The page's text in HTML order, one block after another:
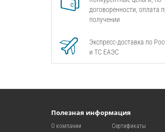
договоренности, оплата
получении
Экспресс-доставка по
и ТС ЕАЭС
Полезная информация
О компании Сертификаты